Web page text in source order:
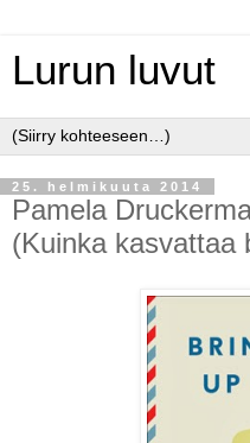
Lurun luvut
25. helmikuuta 2014
Pamela
(Kuinka kasvattaa